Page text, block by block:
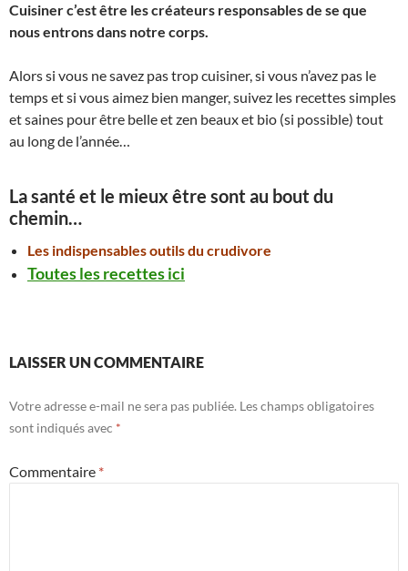
Cuisiner c’est être les créateurs responsables de se que
nous entrons dans notre corps.
Alors si vous ne savez pas trop cuisiner, si vous n’avez pas le
temps et si vous aimez bien manger, suivez les recettes simples
et saines pour être belle et zen beaux et bio (si possible) tout
au long de l’année…
La santé et le mieux être sont au bout du
chemin…
Les indispensables outils du crudivore
Toutes les recettes ici
LAISSER UN COMMENTAIRE
Votre adresse e-mail ne sera pas publiée. Les champs obligatoires
sont indiqués avec *
Commentaire *